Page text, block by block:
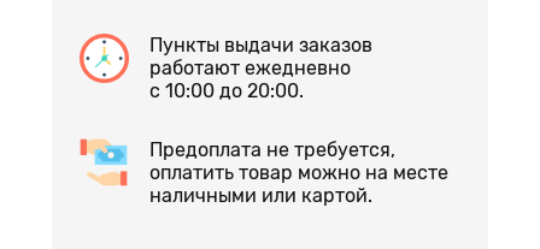
Пункты выдачи заказов
работают ежедневно
с 10:00 до 20:00.
Предоплата не требуется,
оплатить товар можно на месте
наличными или картой.